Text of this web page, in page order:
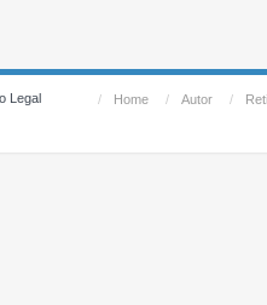
Legal / Home / Autor /